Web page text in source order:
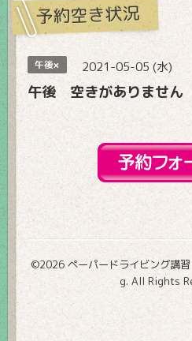
予約空き状況
午後× 2021-05-05 (水)
午後 空きがありません
©2026 ペーパードライビング講
g. All Rights